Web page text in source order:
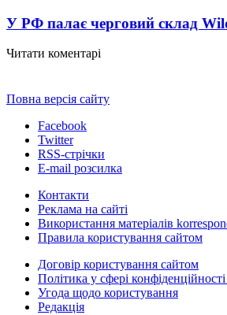
У РФ палає черговий склад
Читати коментарі
Повна версія сайту
Facebook
Twitter
RSS-стрічки
E-mail розсилка
Контакти
Реклама на сайті
Використання матеріалів
Правила користування сайтом
Договір користування сайтом
Політика у сфері
Угода щодо користування
Редакція